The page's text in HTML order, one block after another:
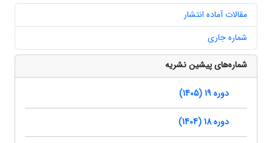
مقالات آماده انتشار
شماره جاری
شماره‌های پیشین نشریه
دوره 19 (1405)
دوره 18 (1404)